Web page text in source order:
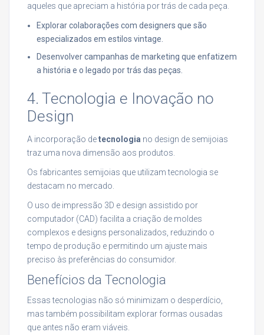
aqueles que apreciam a história por trás de cada peça.
Explorar colaborações com designers que são
especializados em estilos vintage.
Desenvolver campanhas de marketing que enfatizem
a história e o legado por trás das peças.
4. Tecnologia e Inovação no
Design
A incorporação detecnologia no design de semijoias
traz uma nova dimensão aos produtos.
Os fabricantes semijoias que utilizam tecnologia se
destacam no mercado.
O uso de impressão 3D e design assistido por
computador (CAD) facilita a criação de moldes
complexos e designs personalizados, reduzindo o
tempo de produção e permitindo um ajuste mais
preciso às preferências do consumidor.
Benefícios da Tecnologia
Essas tecnologias não só minimizam o desperdício,
mas também possibilitam explorar formas ousadas
que antes não eram viáveis.